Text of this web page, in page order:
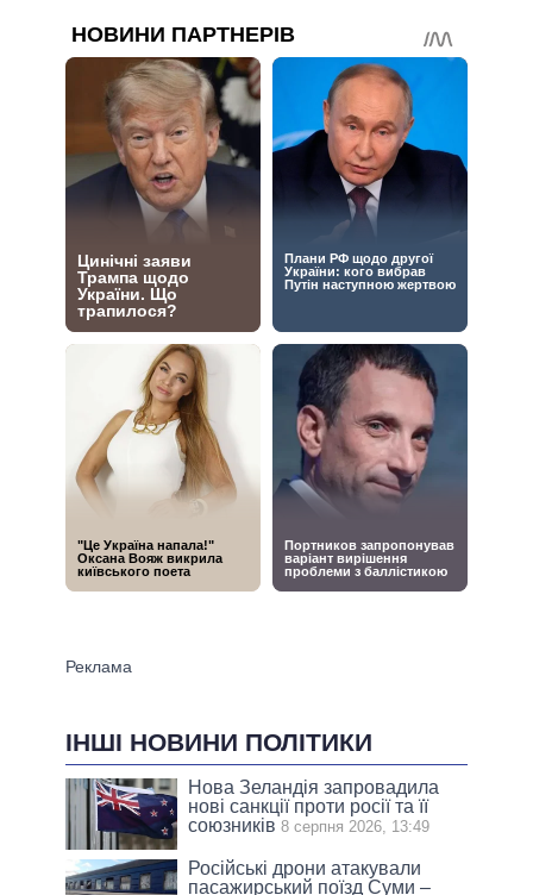
ІНШІ НОВИНИ ПОЛІТИКИ
Нова Зеландія запровадила
нові санкції проти росії та її
союзників 8 серпня 2026, 13:49
Російські дрони атакували
пасажирський поїзд Суми –